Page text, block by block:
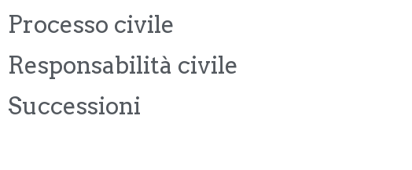
Processo civile
Responsabilità civile
Successioni